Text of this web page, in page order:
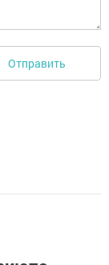
Отправить